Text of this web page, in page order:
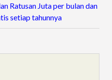
Ratusan Juta per bulan dan
setiap tahunnya